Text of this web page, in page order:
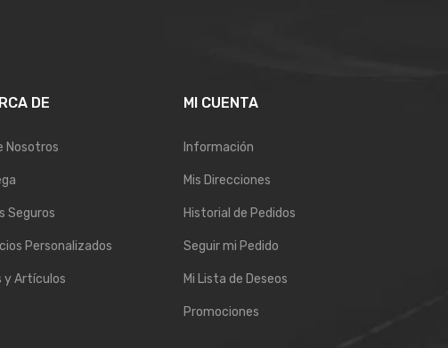
DE
Nosotros
Seguros
Personalizados
y Artículos
MI CUENTA
Información
Mis Direcciones
Historial de Pedidos
Seguir mi Pedido
Mi Lista de Deseos
Promociones